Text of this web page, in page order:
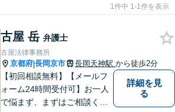
1件中 1-1件を表示
古屋 岳 弁護士
古屋法律事務所
京都府|長岡京市 長岡天神駅 から徒歩2分
【初回相談無料】【メールフ
ォーム24時間受付可】お一人
で悩まず、まずはご相談くだ
詳細を見
る